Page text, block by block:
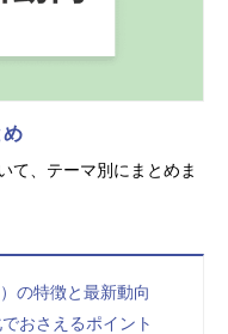
め
て、テーマ別にまとめま
の特徴と最新動向
おさえるポイント